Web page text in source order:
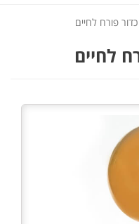
פורח לחיים
לחיים